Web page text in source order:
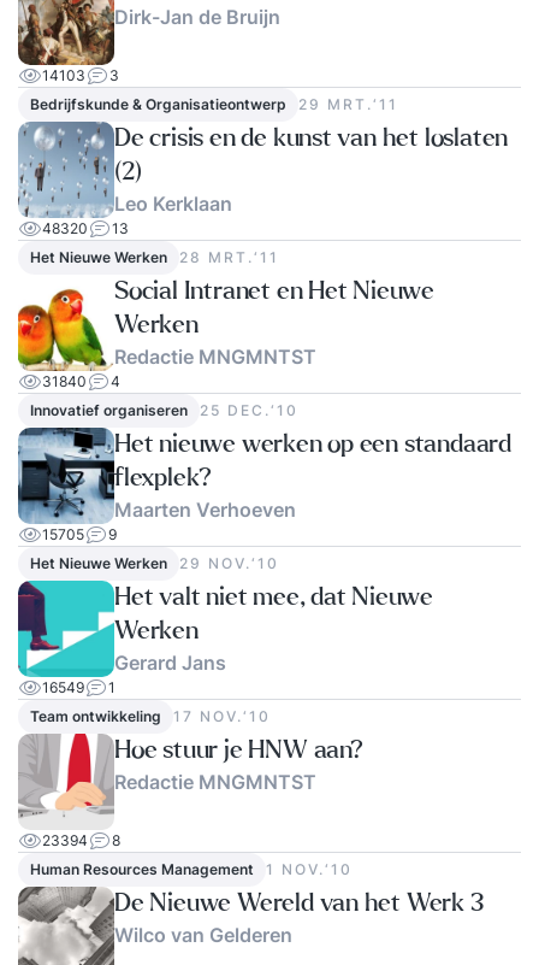
Dirk-Jan de Bruijn
14103
3
Bedrijfskunde & Organisatieontwerp
29 MRT.‘11
De crisis en de kunst van het loslaten
(2)
Leo Kerklaan
48320
13
Het Nieuwe Werken
28 MRT.‘11
Social Intranet en Het Nieuwe
Werken
Redactie MNGMNTST
31840
4
Innovatief organiseren
25 DEC.‘10
Het nieuwe werken op een standaard
flexplek?
Maarten Verhoeven
15705
9
Het Nieuwe Werken
29 NOV.‘10
Het valt niet mee, dat Nieuwe
Werken
Gerard Jans
16549
1
Team ontwikkeling
17 NOV.‘10
Hoe stuur je HNW aan?
Redactie MNGMNTST
23394
8
Human Resources Management
1 NOV.‘10
De Nieuwe Wereld van het Werk 3
Wilco van Gelderen